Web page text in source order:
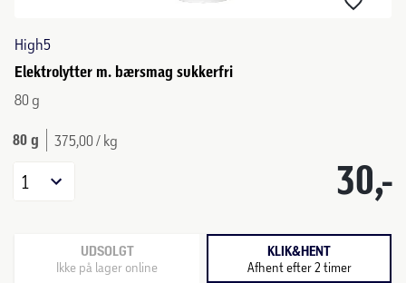
High5
Elektrolytter m. bærsmag sukkerfri
80 g
80 g 375,00 / kg
30,-
1
UDSOLGT
Ikke på lager online
KLIK&HENT
Afhent efter 2 timer